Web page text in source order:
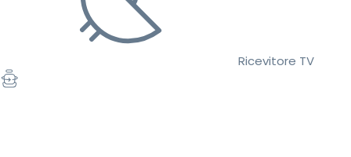
Ricevitore TV